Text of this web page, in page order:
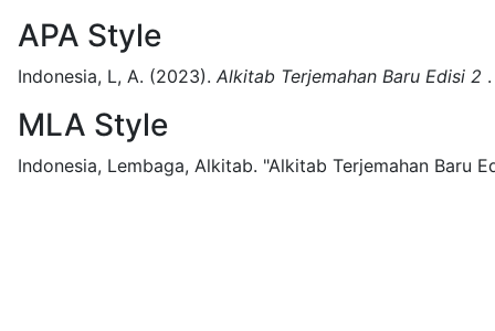
APA Style
Indonesia, L, A. (2023). Alkitab Terjemahan Baru Edisi 2 .
MLA Style
Indonesia, Lembaga, Alkitab. "Alkitab Terjemahan Baru